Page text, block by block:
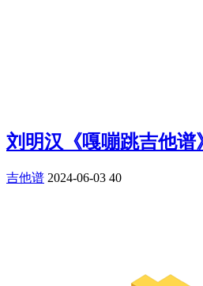
刘明汉《嘎嘣跳吉他
吉他谱 2024-06-03 40